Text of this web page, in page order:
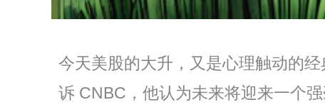
今天美股的大升，又是心理触动的
诉 CNBC，他认为未来将迎来一个